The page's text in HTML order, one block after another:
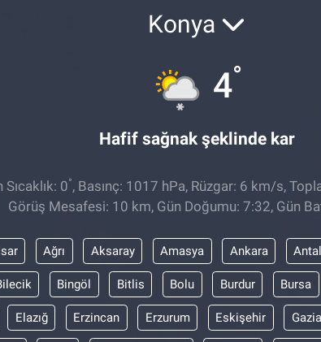
Konya
4°
Hafif sağnak şeklinde kar
0°, Basınç: 1017 hPa, Rüzgar: 6 km/s,
Görüş Mesafesi: 10 km, Gün Doğumu: 7:32, Gün
Ağrı Aksaray Amasya Ankara
Bingöl Bitlis Bolu Burdur Bursa
Elazığ Erzincan Erzurum Eskişehir